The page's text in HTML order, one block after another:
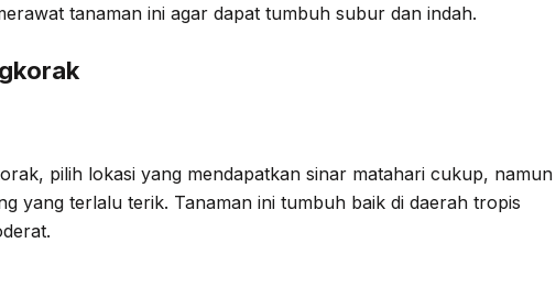
tanaman ini agar dapat tumbuh subur dan indah.
pilih lokasi yang mendapatkan sinar matahari cukup, namun
yang terlalu terik. Tanaman ini tumbuh baik di daerah tropis